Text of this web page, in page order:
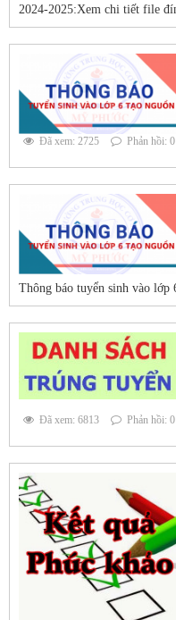
2024-2025:Xem chi tiết file
Đã xem: 2725
Phản hồi: 0
Thông báo tuyển sinh vào lớp
Đã xem: 6813
Phản hồi: 0